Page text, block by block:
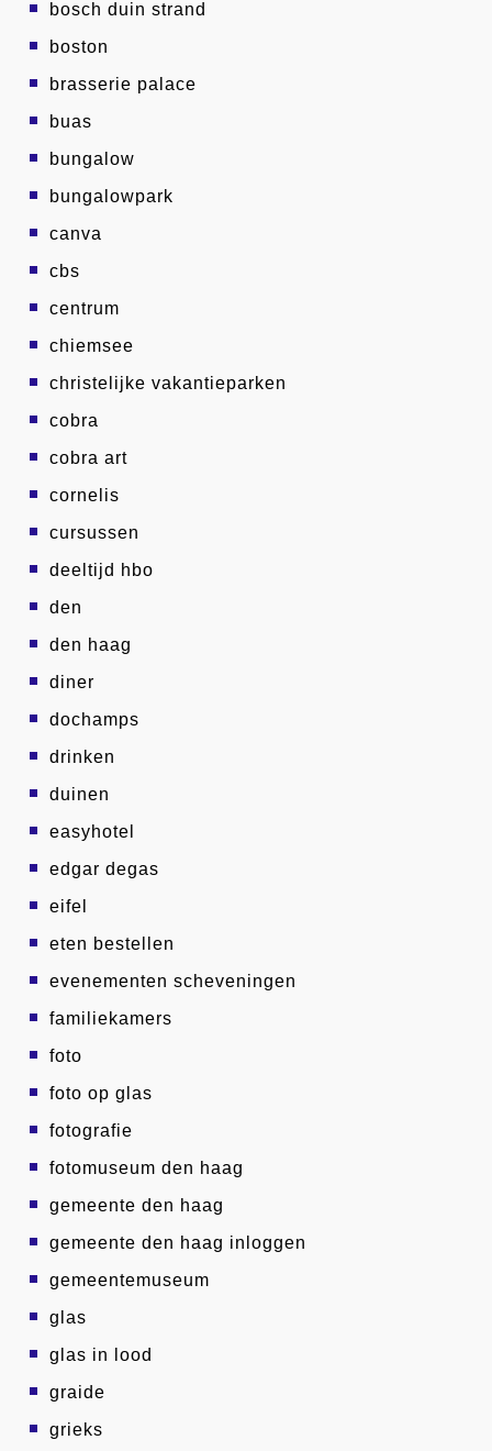
bosch duin strand
boston
brasserie palace
buas
bungalow
bungalowpark
canva
cbs
centrum
chiemsee
christelijke vakantieparken
cobra
cobra art
cornelis
cursussen
deeltijd hbo
den
den haag
diner
dochamps
drinken
duinen
easyhotel
edgar degas
eifel
eten bestellen
evenementen scheveningen
familiekamers
foto
foto op glas
fotografie
fotomuseum den haag
gemeente den haag
gemeente den haag inloggen
gemeentemuseum
glas
glas in lood
graide
grieks